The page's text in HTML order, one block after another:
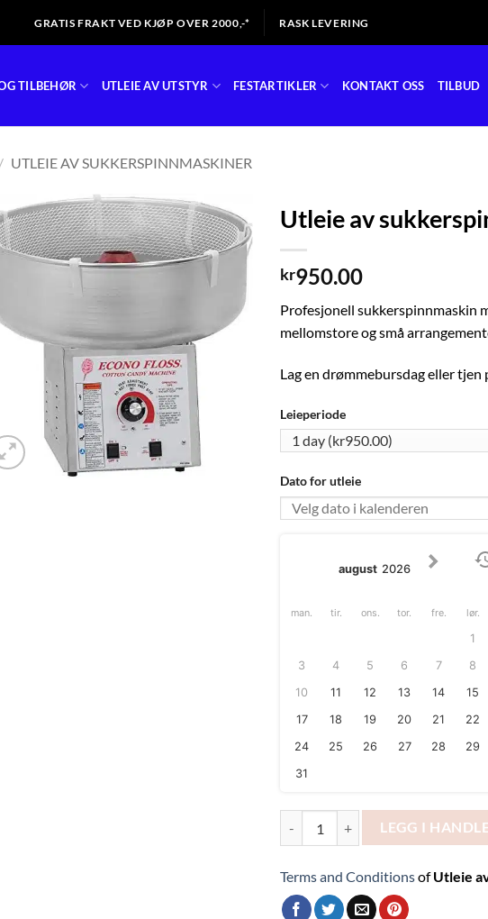
GRATIS FRAKT VED KJØP OVER 2000,-* RASK LEVERING
TILBEHØR UTLEIE AV UTSTYR FESTARTIKLER KONTAKT OSS TILBUD
/ UTLEIE AV SUKKERSPINNMASKINER
Utleie av
kr950.00
Profesjonell sukkerspinnmaskin
mellomstore og små
Lag en drømmebursdag eller tjen
Leieperiode
Dato for utleie
august 2026
man. tir. ons. tor. fre. lør.
1
3
4 5 6 7 8
10
11 12 13 14 15
17
18 19 20 21 22
24
25 26 27 28 29
31
Utleie av sukkerspinnmaskin antall
LEGG I
Terms and ConditionsofUtleie